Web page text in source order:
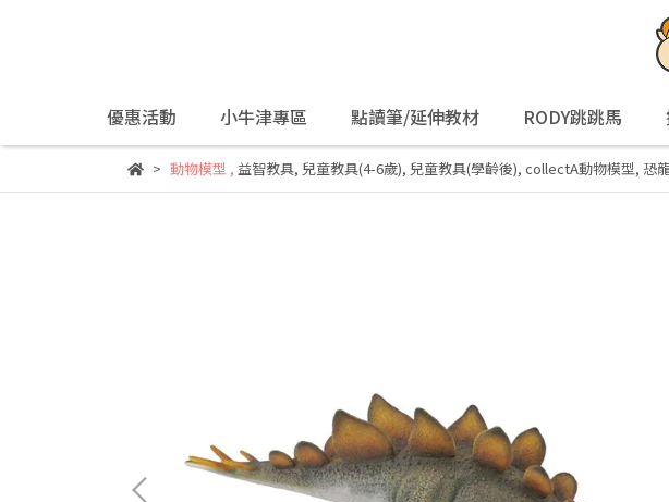
優惠活動 小牛津專區 點讀筆/延伸教材 RODY跳跳馬
動物模型, 益智教具, 兒童教具(4-6歲), 兒童教具(學齡後), collectA動物模型, 恐